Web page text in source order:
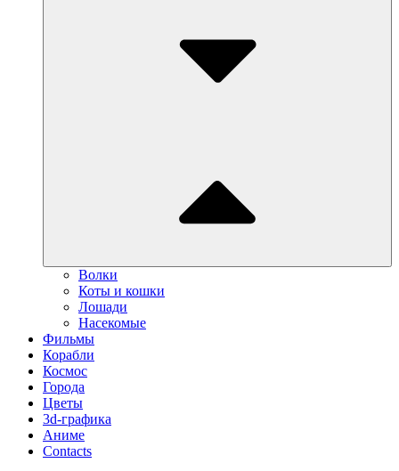
Волки
Коты и кошки
Лошади
Насекомые
Фильмы
Корабли
Космос
Города
Цветы
3d-графика
Аниме
Contacts